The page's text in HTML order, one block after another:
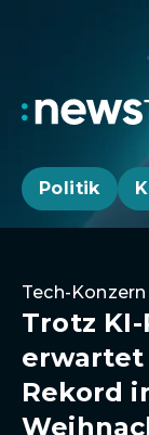
Politik
Tech-Konzern
Trotz
erwartet
Rekord